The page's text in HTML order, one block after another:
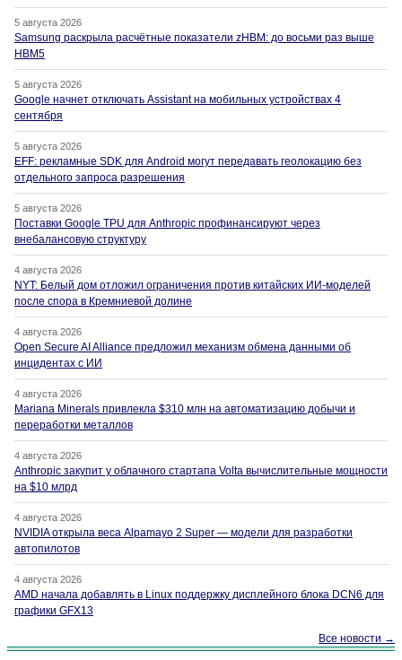
5 августа 2026
Samsung раскрыла расчётные показатели zHBM: до восьми раз выше
HBM5
5 августа 2026
Google начнет отключать Assistant на мобильных устройствах 4
сентября
5 августа 2026
EFF: рекламные SDK для Android могут передавать геолокацию без
отдельного запроса разрешения
5 августа 2026
Поставки Google TPU для Anthropic профинансируют через
внебалансовую структуру
4 августа 2026
NYT: Белый дом отложил ограничения против китайских ИИ-моделей
после спора в Кремниевой долине
4 августа 2026
Open Secure AI Alliance предложил механизм обмена данными об
инцидентах с ИИ
4 августа 2026
Mariana Minerals привлекла $310 млн на автоматизацию добычи и
переработки металлов
4 августа 2026
Anthropic закупит у облачного стартапа Volta вычислительные мощности
на $10 млрд
4 августа 2026
NVIDIA открыла веса Alpamayo 2 Super — модели для разработки
автопилотов
4 августа 2026
AMD начала добавлять в Linux поддержку дисплейного блока DCN6 для
графики GFX13
Все новости →